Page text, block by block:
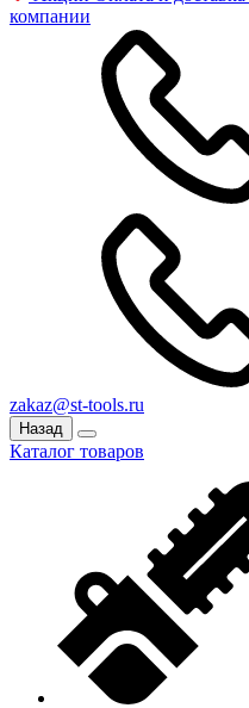
компании
zakaz@st-tools.ru
Назад
Каталог товаров